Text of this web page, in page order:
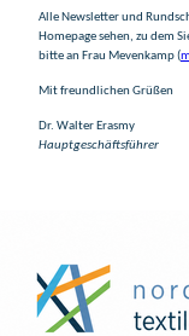
Alle Newsletter und
Homepage sehen, zu dem
bitte an Frau Mevenkamp (
Mit freundlichen Grüßen
Dr. Walter Erasmy
Hauptgeschäftsführer